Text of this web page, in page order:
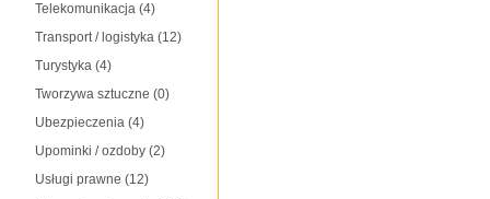
Telekomunikacja (4)
Transport / logistyka (12)
Turystyka (4)
Tworzywa sztuczne (0)
Ubezpieczenia (4)
Upominki / ozdoby (2)
Usługi prawne (12)